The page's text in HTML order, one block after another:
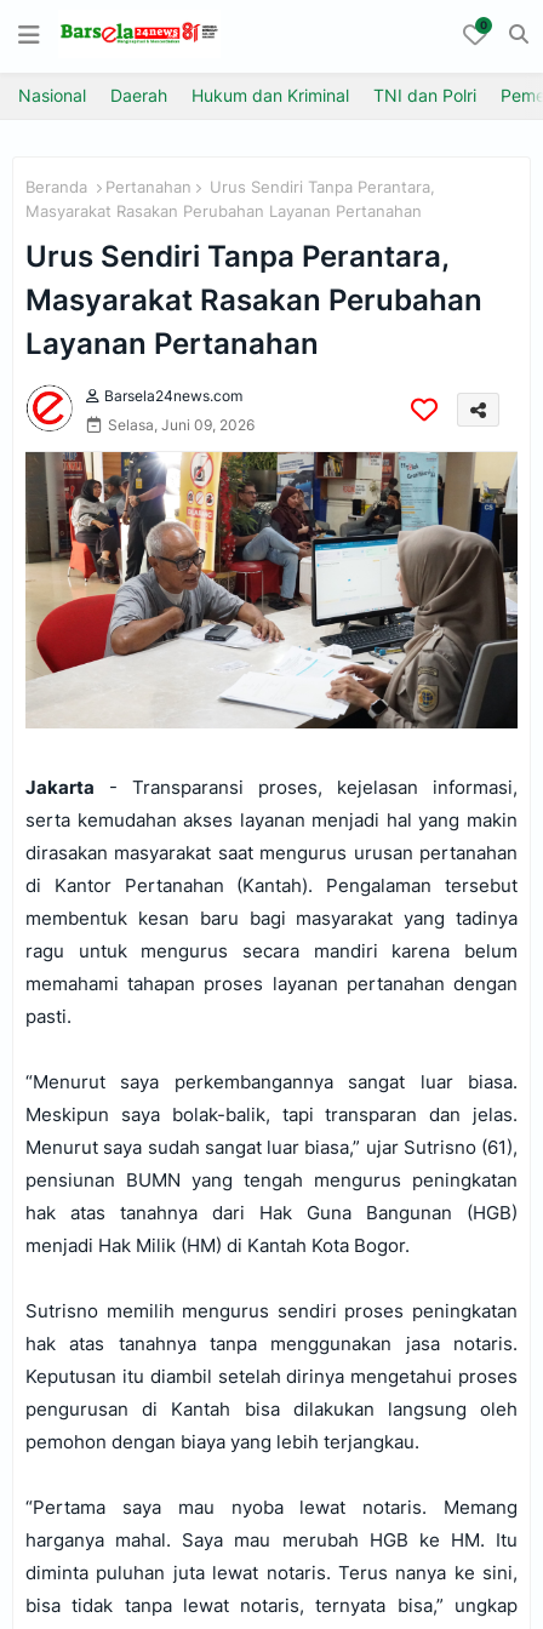
0
Nasional Daerah Hukum dan Kriminal TNI dan Polri
Beranda Pertanahan
Urus Sendiri Tanpa Perantara,
Masyarakat Rasakan Perubahan Layanan Pertanahan
Urus Sendiri Tanpa Perantara,
Masyarakat Rasakan Perubahan
Layanan Pertanahan
Barsela24news.com
Selasa, Juni 09, 2026
Jakarta - Transparansi proses, kejelasan informasi,
serta kemudahan akses layanan menjadi hal yang makin
dirasakan masyarakat saat mengurus urusan pertanahan
di Kantor Pertanahan (Kantah). Pengalaman tersebut
membentuk kesan baru bagi masyarakat yang tadinya
ragu untuk mengurus secara mandiri karena belum
memahami tahapan proses layanan pertanahan dengan
pasti.
“Menurut saya perkembangannya sangat luar biasa.
Meskipun saya bolak-balik, tapi transparan dan jelas.
Menurut saya sudah sangat luar biasa,” ujar Sutrisno (61),
pensiunan BUMN yang tengah mengurus peningkatan
hak atas tanahnya dari Hak Guna Bangunan (HGB)
menjadi Hak Milik (HM) di Kantah Kota Bogor.
Sutrisno memilih mengurus sendiri proses peningkatan
hak atas tanahnya tanpa menggunakan jasa notaris.
Keputusan itu diambil setelah dirinya mengetahui proses
pengurusan di Kantah bisa dilakukan langsung oleh
pemohon dengan biaya yang lebih terjangkau.
“Pertama saya mau nyoba lewat notaris. Memang
harganya mahal. Saya mau merubah HGB ke HM. Itu
diminta puluhan juta lewat notaris. Terus nanya ke sini,
bisa tidak tanpa lewat notaris, ternyata bisa,” ungkap